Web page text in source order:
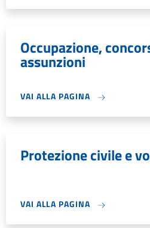
Occupazione,
assunzioni
VAI ALLA PAGINA
Protezione civile e
VAI ALLA PAGINA